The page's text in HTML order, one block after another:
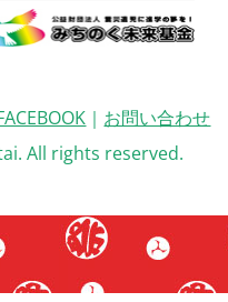
｜ お問い合わせ
All rights reserved.